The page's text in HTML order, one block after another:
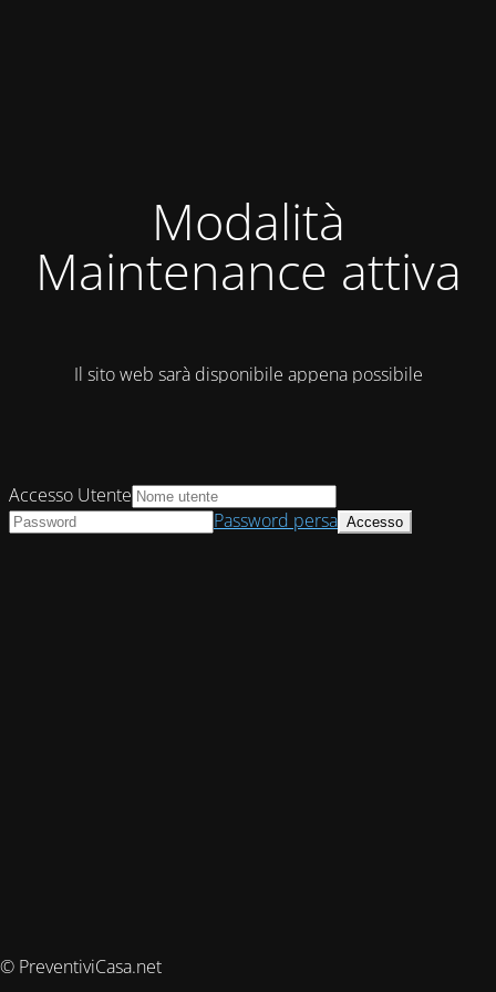
Modalità
Maintenance attiva
Il sito web sarà disponibile appena possibile
© PreventiviCasa.net
Accesso Utente
Password persa